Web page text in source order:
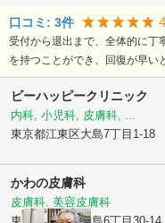
口コミ: 3件
受付から退出まで、全体的に丁
を持つことができ、回復が早い
ビーハッピークリニック
内科, 小児科, 皮膚科, ...
東京都江東区大島7丁目1-18
かわの皮膚科
皮膚科, 美容皮膚科
東京都江東区大島6丁目30-14